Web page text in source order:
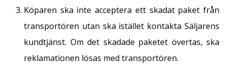
Köparen ska inte acceptera ett skadat paket från
transportören utan ska istället kontakta Säljarens
kundtjänst. Om det skadade paketet övertas, ska
reklamationen lösas med transportören.